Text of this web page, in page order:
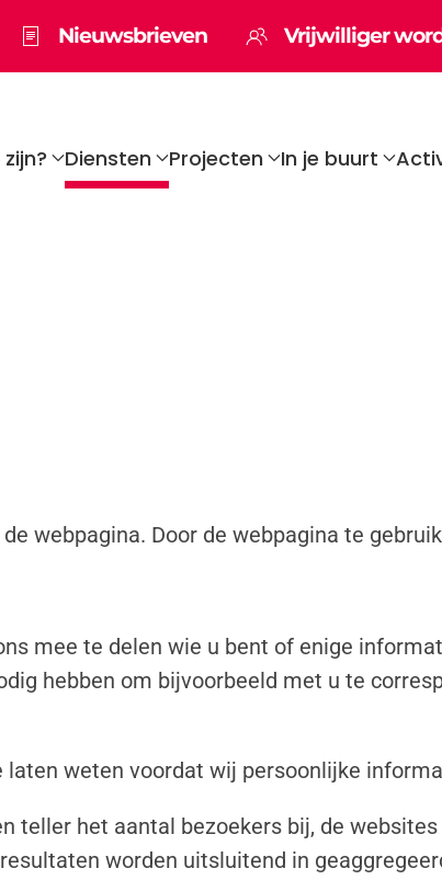
Nieuwsbrieven Vrijwilliger
Diensten Projecten In je buurt
webpagina. Door de webpagina te
mee te delen wie u bent of enige
hebben om bijvoorbeeld met u te
weten voordat wij persoonlijke
teller het aantal bezoekers bij, de
worden uitsluitend in